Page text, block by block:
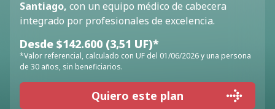
Santiago, con un equipo médico de cabecera
integrado por profesionales de excelencia.
Desde $142.600 (3,51 UF)*
*Valor referencial, calculado con UF del 01/06/2026 y una persona
de 30 años, sin beneficiarios.
Quiero este plan